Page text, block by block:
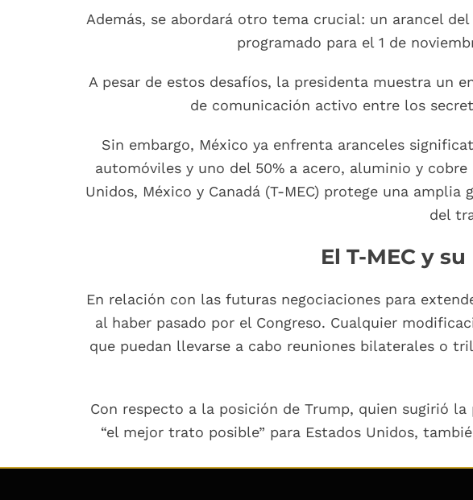
Además, se abordará otro tema crucial: un arancel
programado para el 1 de
A pesar de estos desafíos, la presidenta muestra un
de comunicación activo entre los
Sin embargo, México ya enfrenta aranceles
automóviles y uno del 50% a acero, aluminio y
Unidos, México y Canadá (T-MEC) protege una
del
El T-MEC y
En relación con las futuras negociaciones para
al haber pasado por el Congreso. Cualquier
que puedan llevarse a cabo reuniones bilaterales o
Con respecto a la posición de Trump, quien sugirió
“el mejor trato posible” para Estados Unidos,